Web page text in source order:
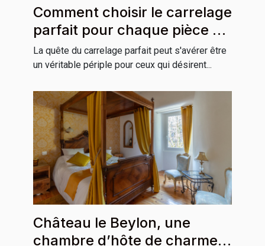
Comment choisir le carrelage
parfait pour chaque pièce de
la maison
La quête du carrelage parfait peut s'avérer être
un véritable périple pour ceux qui désirent...
Château le Beylon, une
chambre d’hôte de charme